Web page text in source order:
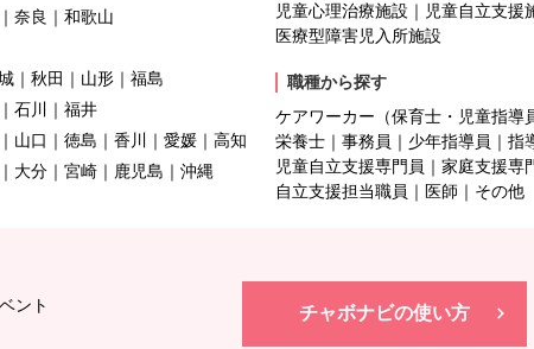
奈良
和歌山
秋田 山形
福島
石川
福井
山口
徳島 香川 愛媛
高知
大分
宮崎 鹿児島 沖縄
児童心理治療施設
児童自立支援
医療型障害児入所施設
職種から探す
ケアワーカー（保育士・児童指導
栄養士
事務員 少年指導員 指
児童自立支援専門員
家庭支援専
自立支援担当職員
医師 その他
ント チャボナビの使い方